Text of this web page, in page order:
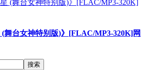
舞台女神特别版)》[FLAC/MP3-320K]网